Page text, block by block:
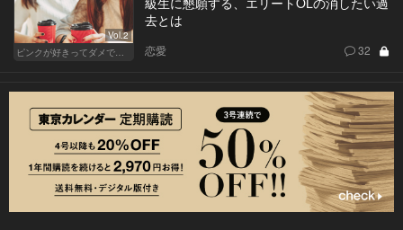
Vol.2
ピンクが好きってダメですか？
去とは
恋愛 32